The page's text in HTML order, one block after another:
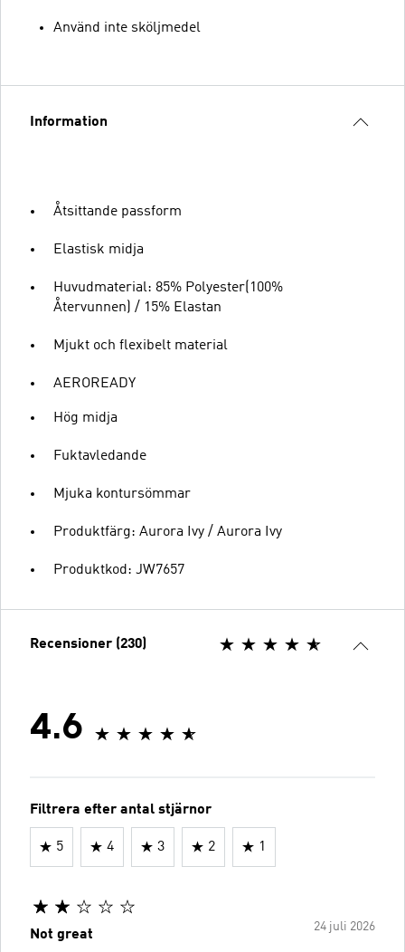
Använd inte sköljmedel
Information
Åtsittande passform
Elastisk midja
Huvudmaterial: 85% Polyester(100%
Återvunnen) / 15% Elastan
Mjukt och flexibelt material
AEROREADY
Hög midja
Fuktavledande
Mjuka kontursömmar
Produktfärg: Aurora Ivy / Aurora Ivy
Produktkod: JW7657
Recensioner (230)
4.6
Filtrera efter antal stjärnor
5 4 3 2 1
24 juli 2026
Not great